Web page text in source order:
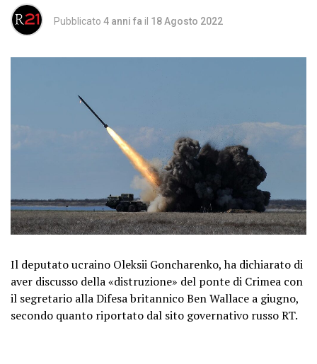
Pubblicato 4 anni fa il 18 Agosto 2022
Il deputato ucraino Oleksii Goncharenko, ha dichiarato di
aver discusso della «distruzione» del ponte di Crimea con
il segretario alla Difesa britannico Ben Wallace a giugno,
secondo quanto riportato dal sito governativo russo RT.